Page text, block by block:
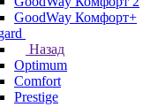
GoodWay Комфорт+
Назад
Optimum
Comfort
Prestige